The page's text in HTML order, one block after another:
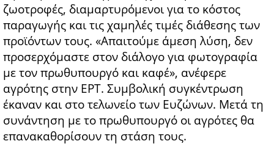
ζωοτροφές, διαμαρτυρόμενοι για το κόστος
παραγωγής και τις χαμηλές τιμές διάθεσης των
προϊόντων τους. «Απαιτούμε άμεση λύση, δεν
προσερχόμαστε στον διάλογο για φωτογραφία
με τον πρωθυπουργό και καφέ», ανέφερε
αγρότης στην ΕΡΤ. Συμβολική συγκέντρωση
έκαναν και στο τελωνείο των Ευζώνων. Μετά τη
συνάντηση με το πρωθυπουργό οι αγρότες θα
επανακαθορίσουν τη στάση τους.